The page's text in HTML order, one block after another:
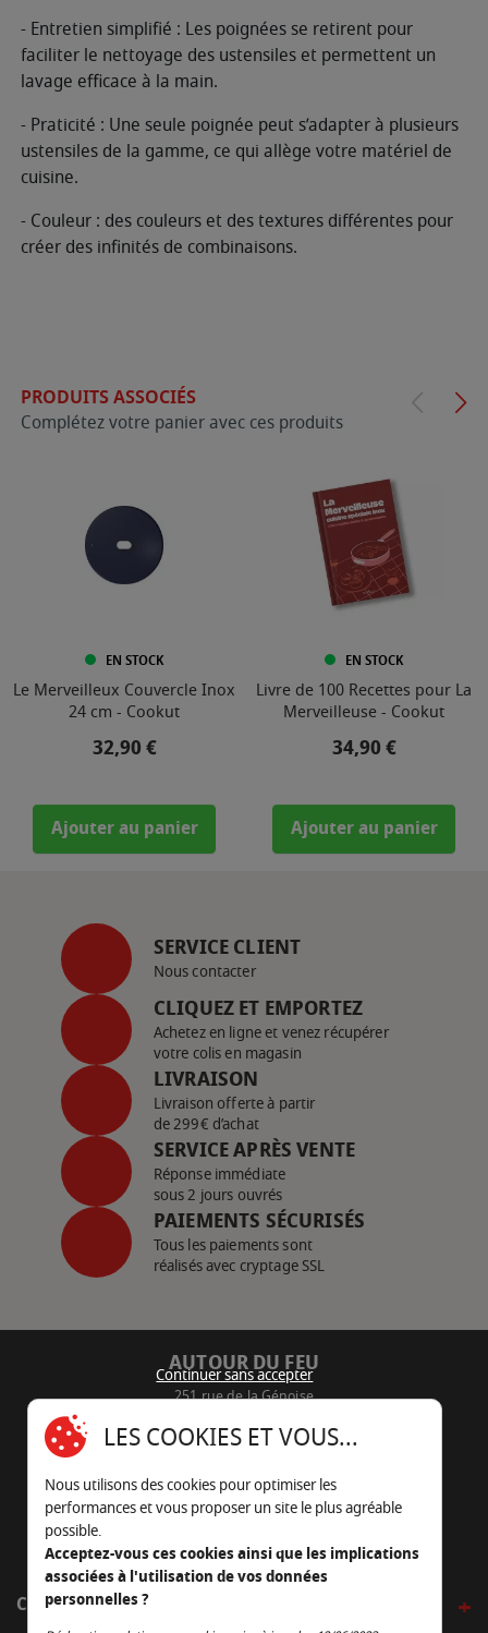
- Entretien simplifié : Les poignées se retirent pour
faciliter le nettoyage des ustensiles et permettent un
lavage efficace à la main.
- Praticité : Une seule poignée peut s’adapter à plusieurs
ustensiles de la gamme, ce qui allège votre matériel de
cuisine.
- Couleur : des couleurs et des textures différentes pour
créer des infinités de combinaisons.
PRODUITS ASSOCIÉS
Complétez votre panier avec ces produits
EN STOCK
Le Merveilleux Couvercle Inox
24 cm - Cookut
Prix
32,90 €
Ajouter au panier
EN STOCK
Livre de 100 Recettes pour La
Merveilleuse - Cookut
Prix
34,90 €
Ajouter au panier
SERVICE CLIENT
Nous contacter
CLIQUEZ ET EMPORTEZ
Achetez en ligne et venez récupérer
votre colis en magasin
LIVRAISON
Livraison offerte à partir
de 299€ d’achat
SERVICE APRÈS VENTE
Réponse immédiate
sous 2 jours ouvrés
PAIEMENTS SÉCURISÉS
Tous les paiements sont
réalisés avec cryptage SSL
AUTOUR DU FEU
251 rue de la Génoise
05 45 22 98 09
Nous envoyer un e-mail
CÔTÉ OUTDOOR
Continuer sans accepter
LES COOKIES ET VOUS...
Nous utilisons des cookies pour optimiser les
performances et vous proposer un site le plus agréable
possible.
Acceptez-vous ces cookies ainsi que les implications
associées à l'utilisation de vos données
personnelles ?